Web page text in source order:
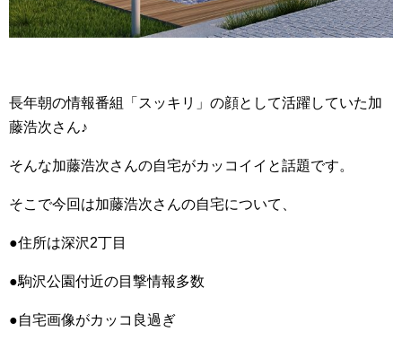
長年朝の情報番組「スッキリ」の顔として活躍していた加
藤浩次さん♪
そんな加藤浩次さんの自宅がカッコイイと話題です。
そこで今回は加藤浩次さんの自宅について、
●住所は深沢2丁目
●駒沢公園付近の目撃情報多数
●自宅画像がカッコ良過ぎ